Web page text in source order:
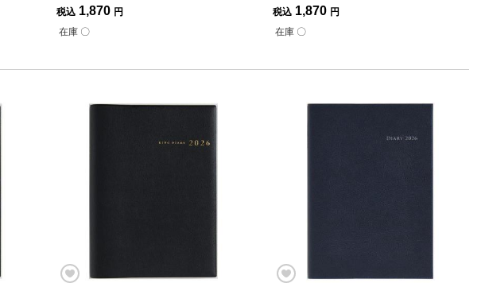
グレイ
税込 1,870 円
在庫 〇
税込 1,870 円
在庫 〇